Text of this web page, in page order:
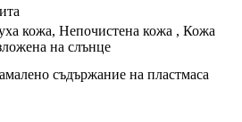
кожа, Непочистена кожа , Кожа
на слънце
съдържание на пластмаса